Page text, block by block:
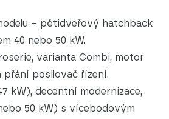
– pětidveřový hatchback
40 nebo 50 kW.
varianta Combi, motor
přání posilovač řízení.
kW), decentní modernizace,
50 kW) s vícebodovým